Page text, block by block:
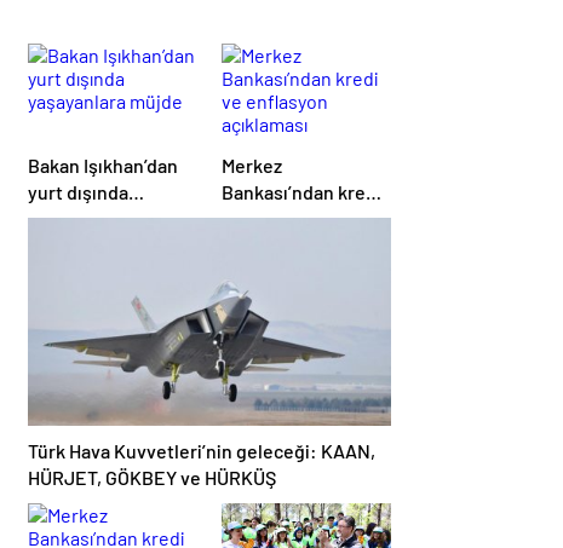
Bakan Işıkhan’dan
yurt dışında
yaşayanlara müjde
Merkez
Bankası’ndan kredi
ve enflasyon
Türk Hava Kuvvetleri’nin geleceği: KAAN,
HÜRJET, GÖKBEY ve HÜRKÜŞ